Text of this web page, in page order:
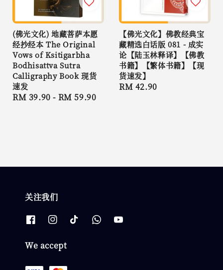
(佛光文化) 地藏菩萨本愿
经抄经本 The Original
Vows of Ksitigarbha
Bodhisattva Sutra
Calligraphy Book 现货
速发
Regular
RM 39.90 - RM 59.90
【佛光文化】佛教经典宝
藏精选白话版 081 - 成实
论【陆玉林释译】【佛教
书籍】【繁体书籍】【现
货速发】
Regular
RM 42.90
关注我们
We accept